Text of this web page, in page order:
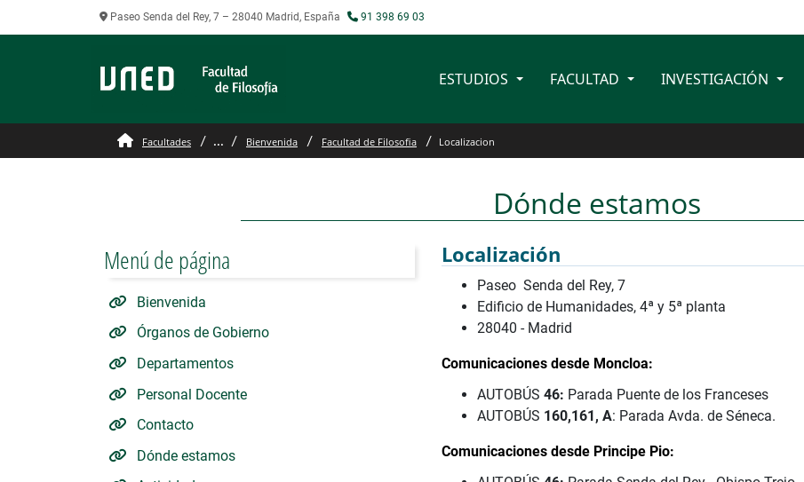
Paseo Senda del Rey, 7 – 28040 Madrid, España 91 398 69 03
ESTUDIOS FACULTAD INVESTIGACIÓN
Localizacion Filosofía y Antropología de la UNED
Facultades ... Bienvenida Facultad de Filosofia Localizacion
Dónde estamos
Menú de página
Bienvenida
Órganos de Gobierno
Departamentos
Personal Docente
Contacto
Dónde estamos
Localización
Paseo Senda del Rey, 7
Edificio de Humanidades, 4ª y 5ª planta
28040 - Madrid
Comunicaciones desde Moncloa:
AUTOBÚS 46: Parada Puente de los Franceses
AUTOBÚS 160,161, A: Parada Avda. de Séneca.
Comunicaciones desde Principe Pio: